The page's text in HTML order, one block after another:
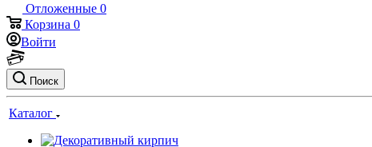
Отложенные 0
Корзина 0
Войти
Поиск
Каталог